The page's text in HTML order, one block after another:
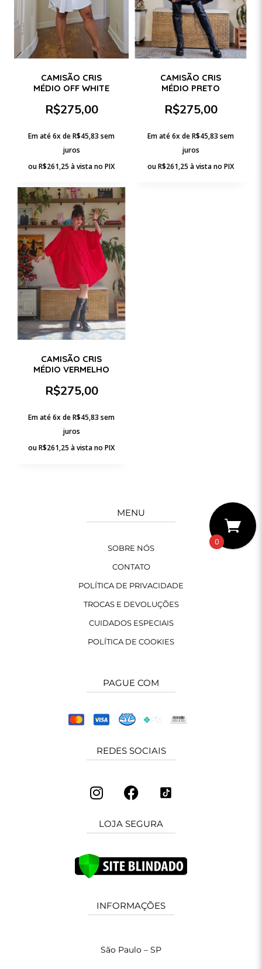
CAMISÃO CRIS
MÉDIO OFF WHITE
R$275,00
Em até 6x deR$45,83 sem
juros
ouR$261,25 à vista no PIX
CAMISÃO CRIS
MÉDIO PRETO
R$275,00
Em até 6x deR$45,83 sem
juros
ouR$261,25 à vista no PIX
CAMISÃO CRIS
MÉDIO VERMELHO
R$275,00
Em até 6x deR$45,83 sem
juros
ouR$261,25 à vista no PIX
MENU
SOBRE NÓS
CONTATO
POLÍTICA DE PRIVACIDADE
TROCAS E DEVOLUÇÕES
CUIDADOS ESPECIAIS
POLÍTICA DE COOKIES
PAGUE COM
REDES SOCIAIS
LOJA SEGURA
INFORMAÇÕES
São Paulo – SP
0